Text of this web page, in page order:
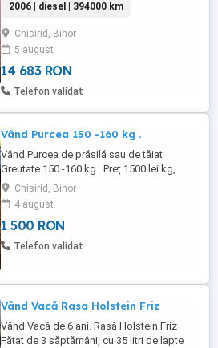
FULL EXTRA - Dublu Climatonic - Încălzire
în Scaune. - Cârlig pus Nou pe ea . -
Mașina arata impecabil de bine . Rulaj: 394
000 km.Culoare Galben -Auriu Fără
Defecte ...
2006 | diesel | 394000 km
Chisirid, Bihor
5 august
14 683 RON
Telefon validat
Vând Purcea 150 -160 kg .
Vând Purcea de prăsilă sau de tăiat
Greutate 150 -160 kg . Preț 1500 lei kg,
schimb cu Porumb sau baloți de fân Rasă
Bazna .
Chisirid, Bihor
4 august
1 500 RON
Telefon validat
Vând Vacă Rasa Holstein Friz
Vând Vacă de 6 ani. Rasă Holstein Friz
Fătat de 3 săptămâni, cu 35 litri de lapte